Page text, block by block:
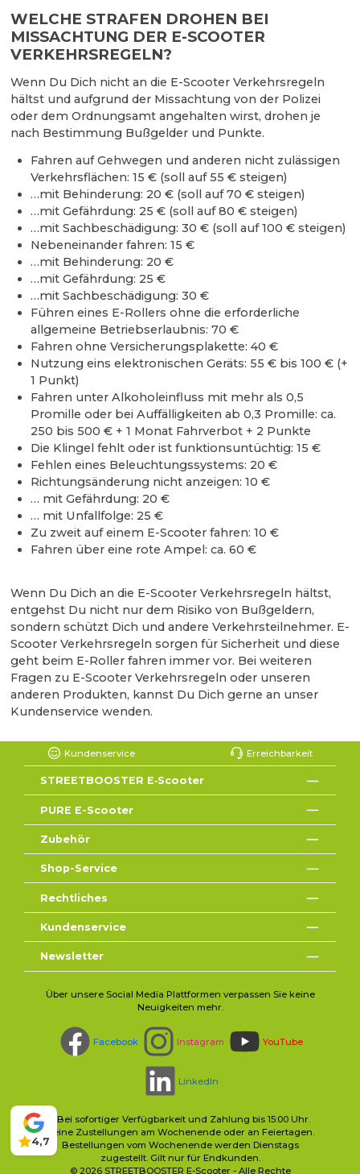
WELCHE STRAFEN DROHEN BEI
MISSACHTUNG DER E-SCOOTER
VERKEHRSREGELN?
Wenn Du Dich nicht an die E-Scooter Verkehrsregeln
hältst und aufgrund der Missachtung von der Polizei
oder dem Ordnungsamt angehalten wirst, drohen je
nach Bestimmung Bußgelder und Punkte.
Fahren auf Gehwegen und anderen nicht zulässigen
Verkehrsflächen: 15 € (soll auf 55 € steigen)
…mit Behinderung: 20 € (soll auf 70 € steigen)
…mit Gefährdung: 25 € (soll auf 80 € steigen)
…mit Sachbeschädigung: 30 € (soll auf 100 € steigen)
Nebeneinander fahren: 15 €
…mit Behinderung: 20 €
…mit Gefährdung: 25 €
…mit Sachbeschädigung: 30 €
Führen eines E-Rollers ohne die erforderliche
allgemeine Betriebserlaubnis: 70 €
Fahren ohne Versicherungsplakette: 40 €
Nutzung eins elektronischen Geräts: 55 € bis 100 € (+
1 Punkt)
Fahren unter Alkoholeinfluss mit mehr als 0,5
Promille oder bei Auffälligkeiten ab 0,3 Promille: ca.
250 bis 500 € + 1 Monat Fahrverbot + 2 Punkte
Die Klingel fehlt oder ist funktionsuntüchtig: 15 €
Fehlen eines Beleuchtungssystems: 20 €
Richtungsänderung nicht anzeigen: 10 €
… mit Gefährdung: 20 €
… mit Unfallfolge: 25 €
Zu zweit auf einem E-Scooter fahren: 10 €
Fahren über eine rote Ampel: ca. 60 €
Wenn Du Dich an die E-Scooter Verkehrsregeln hältst,
entgehst Du nicht nur dem Risiko von Bußgeldern,
sondern schützt Dich und andere Verkehrsteilnehmer. E-
Scooter Verkehrsregeln sorgen für Sicherheit und diese
geht beim E-Roller fahren immer vor. Bei weiteren
Fragen zu E-Scooter Verkehrsregeln oder unseren
anderen Produkten, kannst Du Dich gerne an unser
Kundenservice wenden.
Kundenservice Erreichbarkeit
STREETBOOSTER E‑Scooter
PURE E-Scooter
Zubehör
Shop-Service
Rechtliches
Kundenservice
Newsletter
Über unsere Social Media Plattformen verpassen Sie keine
Neuigkeiten mehr.
Facebook Instagram YouTube
LinkedIn
* Bei sofortiger Verfügbarkeit und Zahlung bis 15:00 Uhr.
Keine Zustellungen am Wochenende oder an Feiertagen.
Bestellungen vom Wochenende werden Dienstags
zugestellt. Gilt nur für Endkunden.
4,7
© 2026 STREETBOOSTER E-Scooter - Alle Rechte